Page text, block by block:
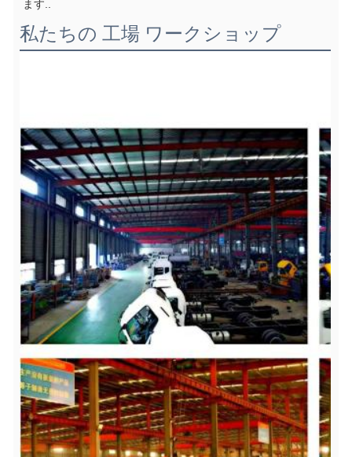
ます..
私たちの 工場 ワークショップ